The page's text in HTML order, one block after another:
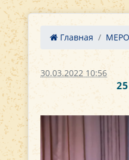
Главная
30.03.2022 10:56